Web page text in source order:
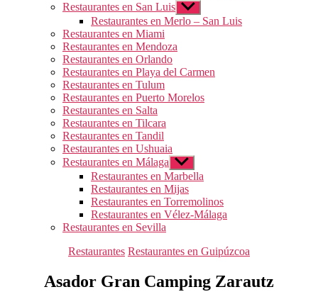
Restaurantes en San Luis Mostrar
el
submenú
Restaurantes en Merlo – San Luis
Restaurantes en Miami
Restaurantes en Mendoza
Restaurantes en Orlando
Restaurantes en Playa del Carmen
Restaurantes en Tulum
Restaurantes en Puerto Morelos
Restaurantes en Salta
Restaurantes en Tilcara
Restaurantes en Tandil
Restaurantes en Ushuaia
Restaurantes en Málaga Mostrar
el
submenú
Restaurantes en Marbella
Restaurantes en Mijas
Restaurantes en Torremolinos
Restaurantes en Vélez-Málaga
Restaurantes en Sevilla
Categorías
Restaurantes Restaurantes en Guipúzcoa
Asador Gran Camping Zarautz